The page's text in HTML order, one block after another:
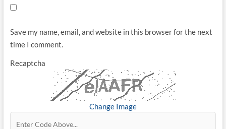
Save my name, email, and website in this browser for the next
time I comment.
Recaptcha
Change Image